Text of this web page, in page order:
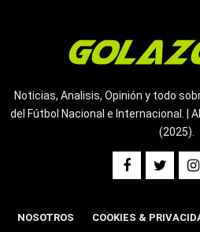
Noticias, Analisis, Opinión y todo
del Fútbol Nacional e Internacional. |
(2025).
NOSOTROS COOKIES &